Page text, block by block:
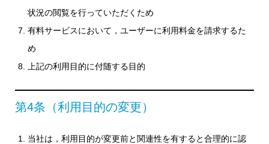
状況の閲覧を行っていただくため
有料サービスにおいて，ユーザーに利用料金を請求するた
め
上記の利用目的に付随する目的
第4条（利用目的の変更）
当社は，利用目的が変更前と関連性を有すると合理的に認